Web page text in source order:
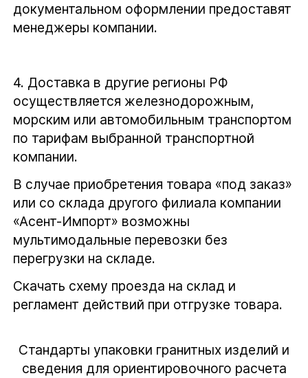
документальном оформлении предоставят
менеджеры компании.
4. Доставка в другие регионы РФ
осуществляется железнодорожным,
морским или автомобильным транспортом
по тарифам выбранной транспортной
компании.
В случае приобретения товара «под заказ»
или со склада другого филиала компании
«Асент-Импорт» возможны
мультимодальные перевозки без
перегрузки на складе.
Скачать схему проезда на склад и
регламент действий при отгрузке товара.
Стандарты упаковки гранитных изделий и
сведения для ориентировочного расчета